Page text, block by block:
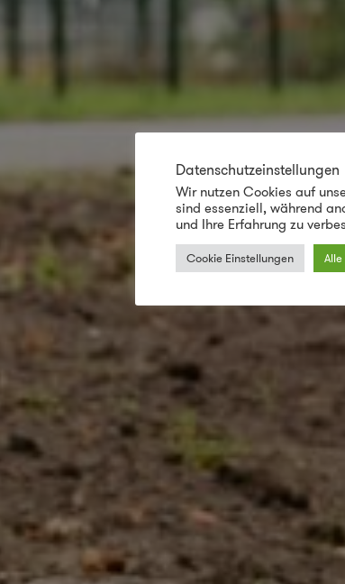
Datenschutzeinstellungen
Wir nutzen Cookies auf
sind essenziell, während
und Ihre Erfahrung zu
Cookie Einstellungen